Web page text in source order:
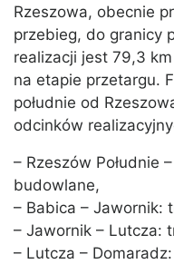
Rzeszowa, obecnie
przebieg, do granicy
realizacji jest 79,3
na etapie przetargu.
południe od
odcinków
– Rzeszów Południe
budowlane,
– Babica – Jawornik:
– Jawornik – Lutcza:
– Lutcza –